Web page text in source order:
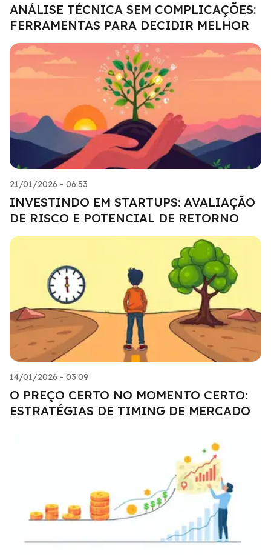
ANÁLISE TÉCNICA SEM COMPLICAÇÕES:
FERRAMENTAS PARA DECIDIR MELHOR
21/01/2026 - 06:53
INVESTINDO EM STARTUPS: AVALIAÇÃO
DE RISCO E POTENCIAL DE RETORNO
14/01/2026 - 03:09
O PREÇO CERTO NO MOMENTO CERTO:
ESTRATÉGIAS DE TIMING DE MERCADO